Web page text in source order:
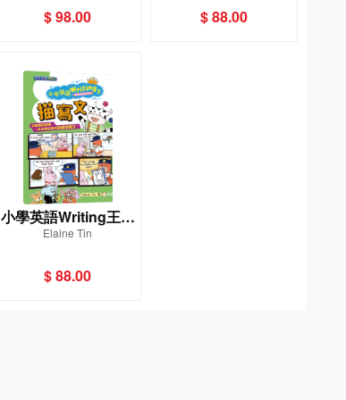
$ 98.00 $ 88.00
小學英語Writing王：
描寫文（趣味漫畫學
Elaine Tin
$ 88.00